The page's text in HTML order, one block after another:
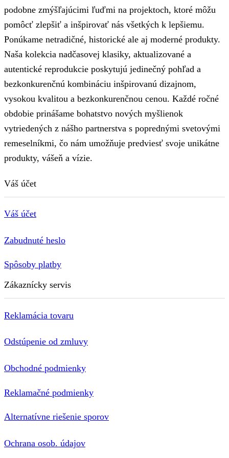
podobne zmýšľajúcimi ľuďmi na projektoch, ktoré môžu
pomôcť zlepšiť a inšpirovať nás všetkých k lepšiemu.
Ponúkame netradičné, historické ale aj moderné produkty.
Naša kolekcia nadčasovej klasiky, aktualizované a
autentické reprodukcie poskytujú jedinečný pohľad a
bezkonkurenčnú kombináciu inšpirovanú dizajnom,
vysokou kvalitou a bezkonkurenčnou cenou. Každé ročné
obdobie prinášame bohatstvo nových myšlienok
vytriedených z nášho partnerstva s poprednými svetovými
remeselníkmi, čo nám umožňuje predviesť svoje unikátne
produkty, vášeň a vízie.
Váš účet
Váš účet
Zabudnuté heslo
Spôsoby platby
Zákaznícky servis
Reklamácia tovaru
Odstúpenie od zmluvy
Obchodné podmienky
Reklamačné podmienky
Alternatívne riešenie sporov
Ochrana osob. údajov